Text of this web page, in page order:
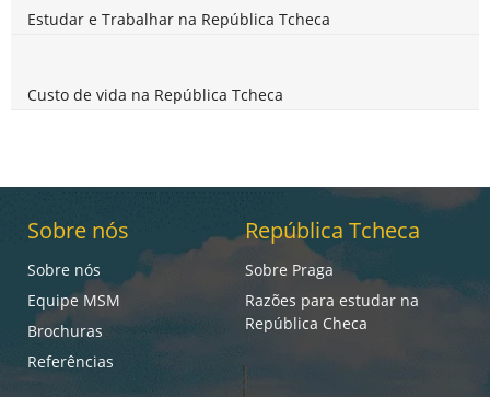
Estudar e Trabalhar na República Tcheca
Custo de vida na República Tcheca
Sobre nós
Sobre nós
Equipe MSM
Brochuras
Referências
República Tcheca
Sobre Praga
Razões para estudar na
República Checa